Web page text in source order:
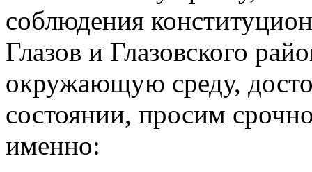
соблюдения
Глазов и Глазовского
окружающую среду,
состоянии, просим
именно: